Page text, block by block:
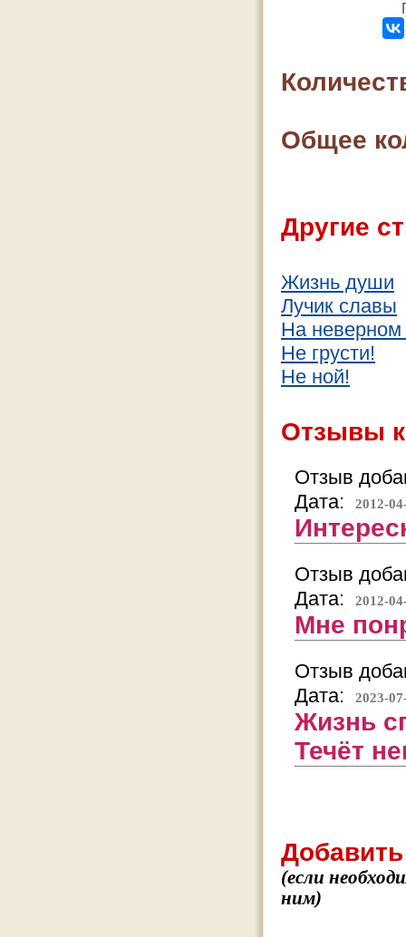
Общее
Другие
Жизнь души
Лучик славы
На неверном
Не грусти!
Не ной!
Отзывы
Отзыв
Дата:
2012-
Отзыв
Дата:
2012-
Мне
Отзыв
Дата:
2023-
Жизнь
Течёт
(если
ним)